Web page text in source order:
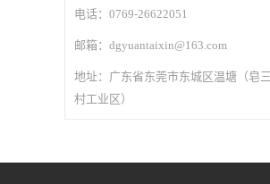
电话：0769-26622051
邮箱：dgyuantaixin@163.com
地址：广东省东莞市东城区温塘（皂三
村工业区）